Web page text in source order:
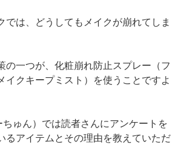
では、どうしてもメイクが崩れてしま
の一つが、化粧崩れ防止スプレー（フ
イクキープミスト）を使うことですよ
ちゅん）では読者さんにアンケートを
るアイテムとその理由を教えていただ